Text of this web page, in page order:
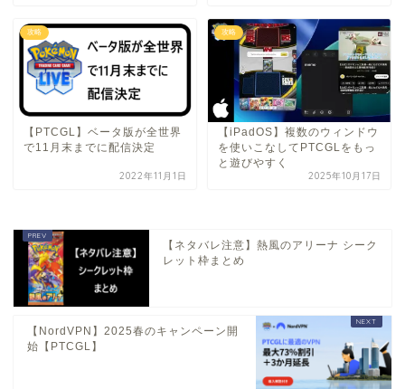
攻略
【PTCGL】ベータ版が全世界
で11月末までに配信決定
2022年11月1日
攻略
【iPadOS】複数のウィンドウ
を使いこなしてPTCGLをもっ
と遊びやすく
2025年10月17日
【ネタバレ注意】熱風のアリーナ シーク
レット枠まとめ
【NordVPN】2025春のキャンペーン開
始【PTCGL】